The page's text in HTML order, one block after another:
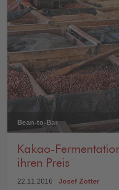
Bean-to-Bar
Kakao-
ihren Preis
22.11.2016 Josef Zotter